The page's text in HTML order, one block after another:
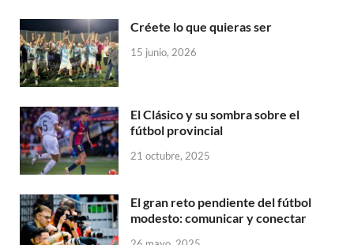
Créete lo que quieras ser
15 junio, 2026
El Clásico y su sombra sobre el
fútbol provincial
21 octubre, 2025
El gran reto pendiente del fútbol
modesto: comunicar y conectar